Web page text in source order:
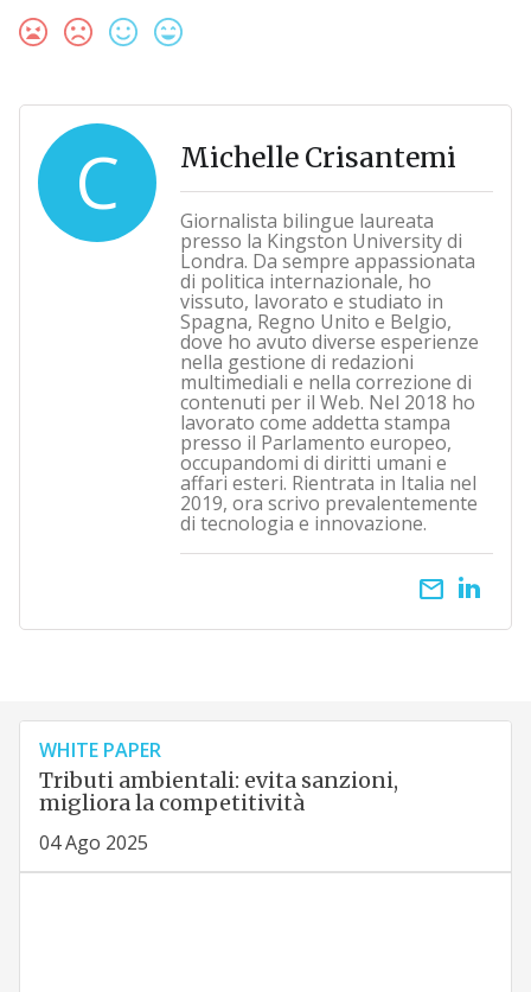
C Michelle Crisantemi
Giornalista bilingue laureata
presso la Kingston University di
Londra. Da sempre appassionata
di politica internazionale, ho
vissuto, lavorato e studiato in
Spagna, Regno Unito e Belgio,
dove ho avuto diverse esperienze
nella gestione di redazioni
multimediali e nella correzione di
contenuti per il Web. Nel 2018 ho
lavorato come addetta stampa
presso il Parlamento europeo,
occupandomi di diritti umani e
affari esteri. Rientrata in Italia nel
2019, ora scrivo prevalentemente
di tecnologia e innovazione.
email
WHITE PAPER
Tributi ambientali: evita sanzioni,
migliora la competitività
04 Ago 2025